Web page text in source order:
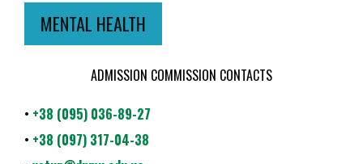
MENTAL HEALTH
ADMISSION COMMISSION CONTACTS
• +38 (095) 036-89-27
• +38 (097) 317-04-38